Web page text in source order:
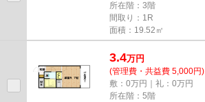
所在階：3階
間取り：1R
面積：19.52㎡
3.4万円
(管理費・共益費 5,000円)
敷：0万円｜礼：0万円
所在階：5階